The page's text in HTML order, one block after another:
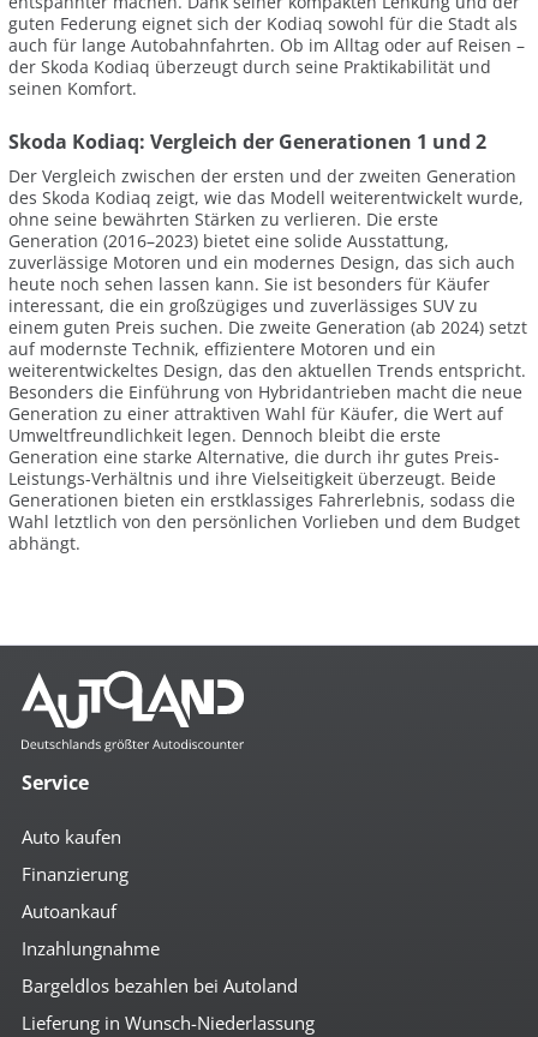
guten Federung eignet sich der Kodiaq sowohl für die Stadt als
auch für lange Autobahnfahrten. Ob im Alltag oder auf Reisen –
der Skoda Kodiaq überzeugt durch seine Praktikabilität und
seinen Komfort.
Skoda Kodiaq: Vergleich der Generationen 1 und 2
Der Vergleich zwischen der ersten und der zweiten Generation
des Skoda Kodiaq zeigt, wie das Modell weiterentwickelt wurde,
ohne seine bewährten Stärken zu verlieren. Die erste
Generation (2016–2023) bietet eine solide Ausstattung,
zuverlässige Motoren und ein modernes Design, das sich auch
heute noch sehen lassen kann. Sie ist besonders für Käufer
interessant, die ein großzügiges und zuverlässiges SUV zu
einem guten Preis suchen. Die zweite Generation (ab 2024) setzt
auf modernste Technik, effizientere Motoren und ein
weiterentwickeltes Design, das den aktuellen Trends entspricht.
Besonders die Einführung von Hybridantrieben macht die neue
Generation zu einer attraktiven Wahl für Käufer, die Wert auf
Umweltfreundlichkeit legen. Dennoch bleibt die erste
Generation eine starke Alternative, die durch ihr gutes Preis-
Leistungs-Verhältnis und ihre Vielseitigkeit überzeugt. Beide
Generationen bieten ein erstklassiges Fahrerlebnis, sodass die
Wahl letztlich von den persönlichen Vorlieben und dem Budget
abhängt.
Service
Auto kaufen
Finanzierung
Autoankauf
Inzahlungnahme
Bargeldlos bezahlen bei Autoland
Lieferung in Wunsch-Niederlassung